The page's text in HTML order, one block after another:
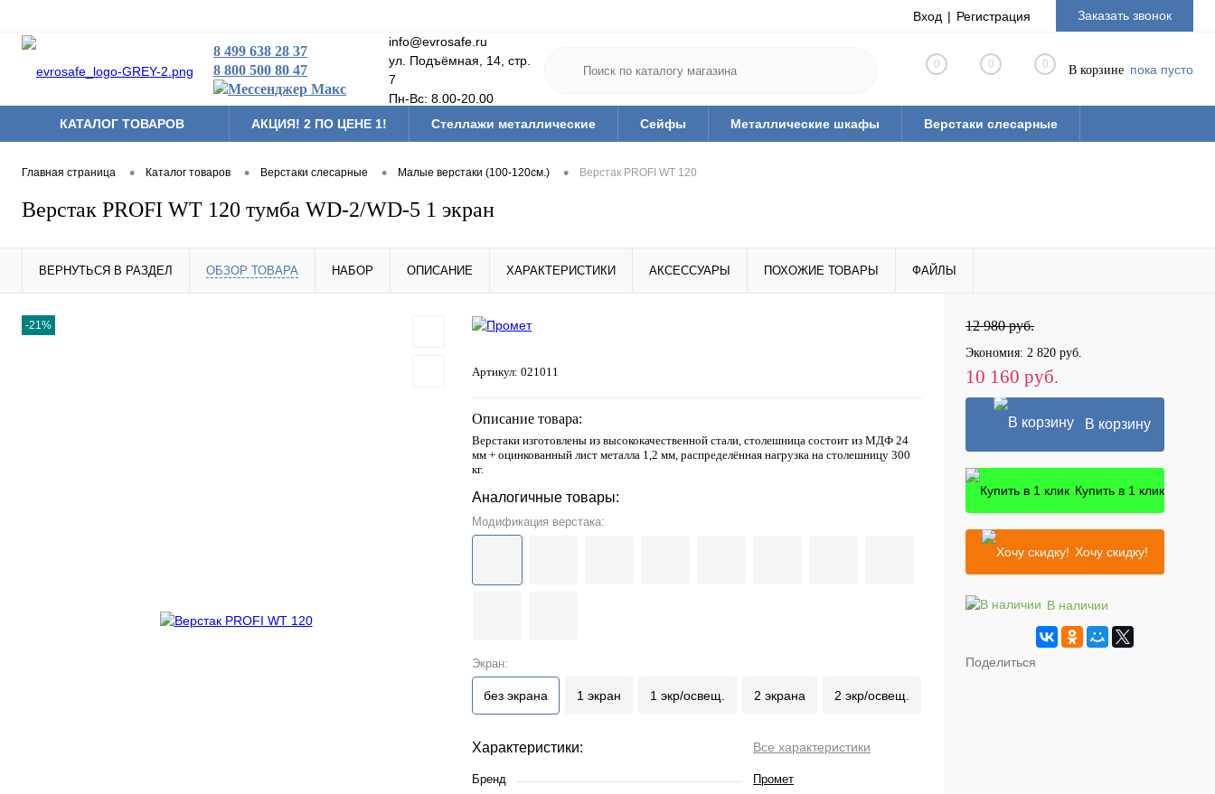
Вход Регистрация Заказать звонок
8 499 638 28 37
8 800 500 80 47
info@evrosafe.ru
ул. Подъёмная, 14, стр.
7
Пн-Вс: 8.00-20.00
0 0 0 В корзине пока пусто
КАТАЛОГ ТОВАРОВ АКЦИЯ! 2 ПО ЦЕНЕ 1! Стеллажи металлические Сейфы Металлические шкафы Верстаки слесарные
Другая продукция Средства дезинфекции и защиты Тара (ящики, короба, паллеты)
Главная страница • Каталог товаров • Верстаки слесарные • Малые верстаки (100-120см.) • Верстак PROFI WT 120
Верстак PROFI WT 120 тумба WD-2/WD-5 1 экран
ВЕРНУТЬСЯ В РАЗДЕЛ ОБЗОР ТОВАРА НАБОР ОПИСАНИЕ ХАРАКТЕРИСТИКИ АКСЕССУАРЫ ПОХОЖИЕ ТОВАРЫ ФАЙЛЫ
-21%
Артикул: 021011
Описание товара:
Верстаки изготовлены из высококачественной стали, столешница состоит из МДФ 24
мм + оцинкованный лист металла 1,2 мм, распределённая нагрузка на столешницу 300
кг.
Аналогичные товары:
Модификация верстака:
Экран:
без экрана 1 экран 1 экр/освещ. 2 экрана 2 экр/освещ.
Характеристики: Все характеристики
Бренд
Промет
12 980 руб.
Экономия: 2 820 руб.
10 160 руб.
В корзину
Купить в 1 клик
Хочу скидку!
В наличии
Поделиться